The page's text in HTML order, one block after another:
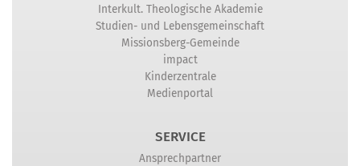
Interkult. Theologische Akademie
Studien- und Lebensgemeinschaft
Missionsberg-Gemeinde
impact
Kinderzentrale
Medienportal
SERVICE
Ansprechpartner